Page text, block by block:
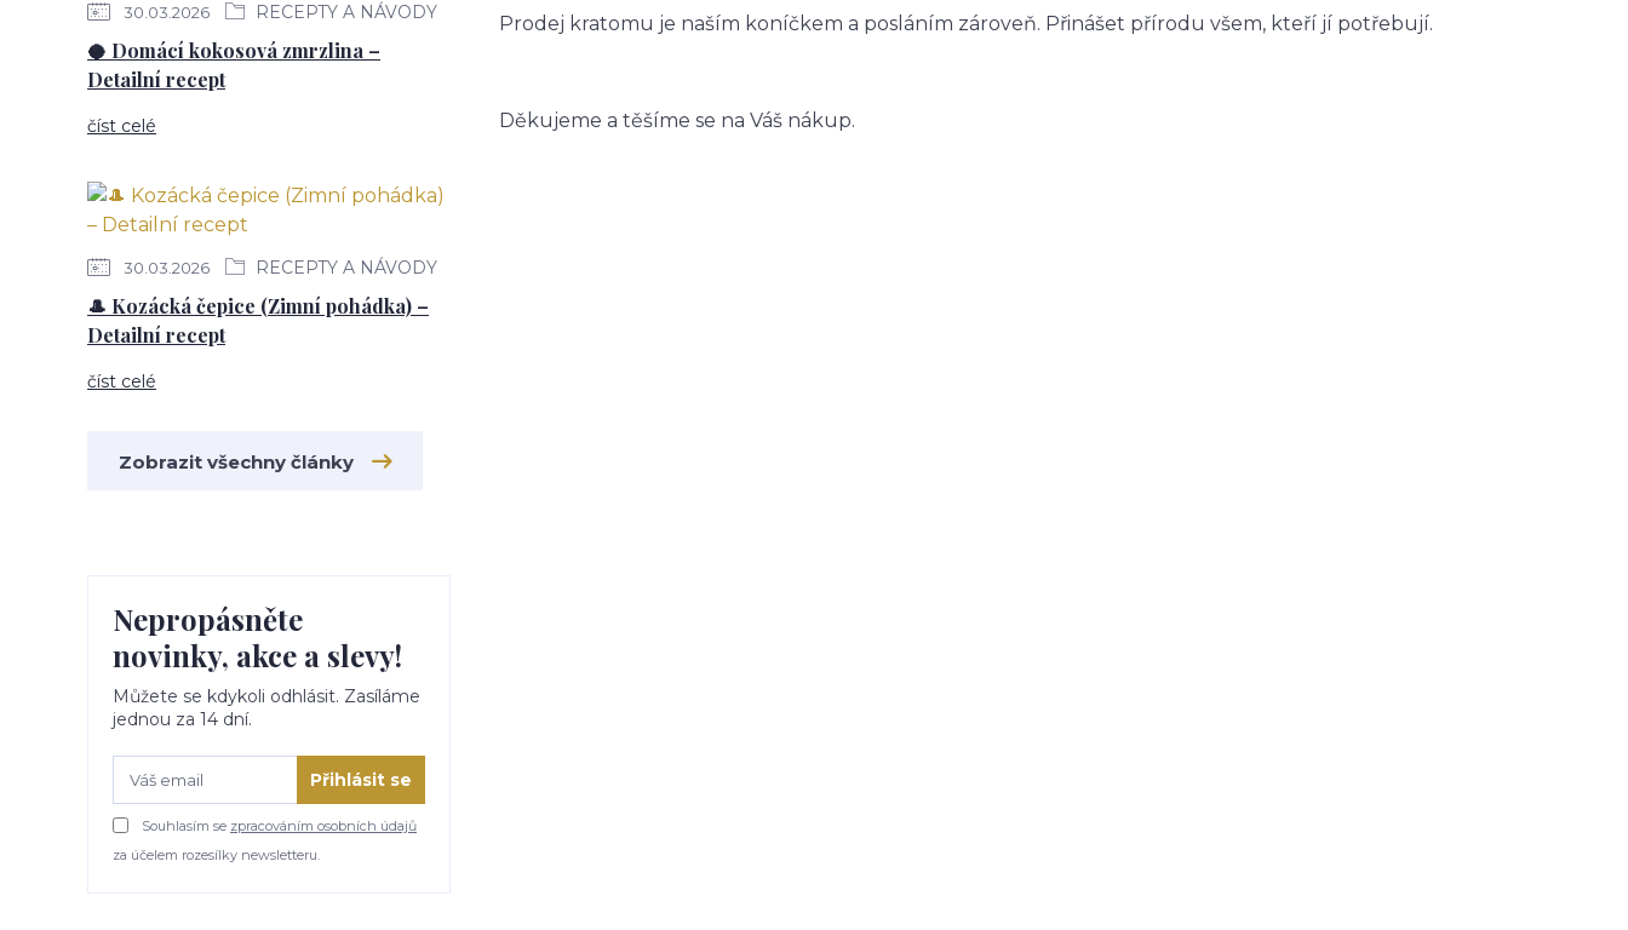
30.03.2026 RECEPTY A NÁVODY
🥥 Domácí kokosová zmrzlina –
Detailní recept
číst celé
30.03.2026 RECEPTY A NÁVODY
🎩 Kozácká čepice (Zimní pohádka) –
Detailní recept
číst celé
Zobrazit všechny články
Nepropásněte
novinky, akce a slevy!
Můžete se kdykoli odhlásit. Zasíláme
jednou za 14 dní.
Přihlásit se
Souhlasím se zpracováním osobních údajů
za účelem rozesílky newsletteru.
Prodej kratomu je naším koníčkem a posláním zároveň. Přinášet přírodu všem, kteří jí potřebují.
Děkujeme a těšíme se na Váš nákup.